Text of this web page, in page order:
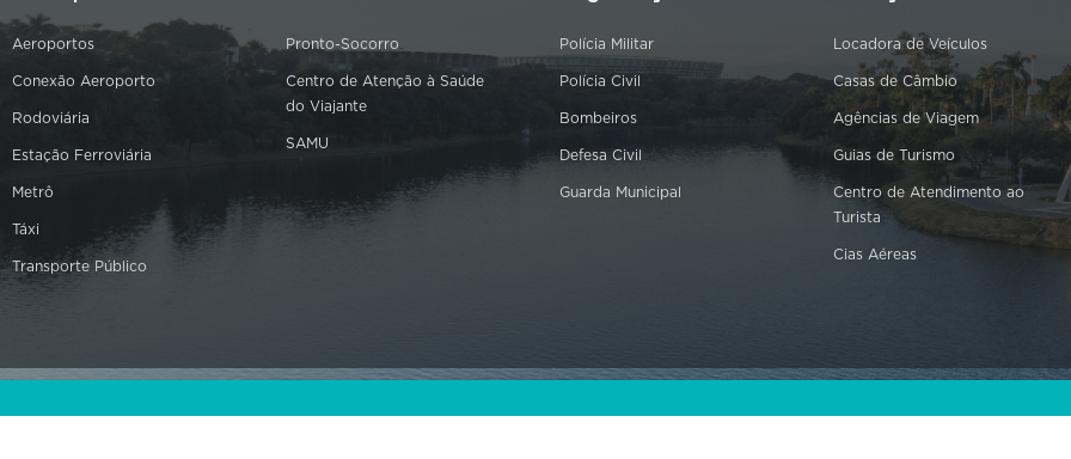
Aeroportos
Conexão Aeroporto
Rodoviária
Estação Ferroviária
Metrô
Táxi
Transporte Público
Pronto-Socorro
Centro de Atenção à Saúde
do Viajante
SAMU
Polícia Militar
Polícia Civil
Bombeiros
Defesa Civil
Guarda Municipal
Locadora de Veículos
Casas de Câmbio
Agências de Viagem
Guias de Turismo
Centro de Atendimento ao
Turista
Cias Aéreas